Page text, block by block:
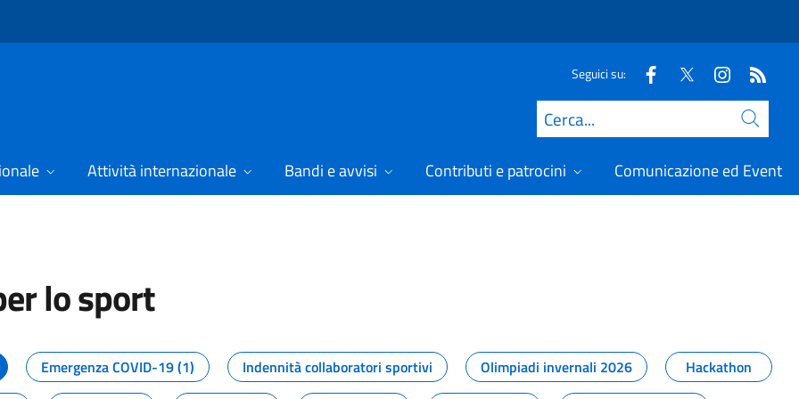
Seguici su:
Cerca
Attività internazionale Bandi e avvisi Contributi e patrocini Comunicazione ed Eventi
lo sport
dal Dipartimento per lo sport
Emergenza COVID-19 (1) Indennità collaboratori sportivi Olimpiadi invernali 2026
Hackathon